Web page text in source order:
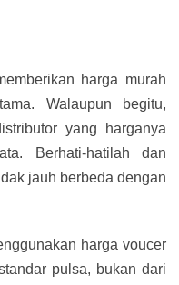
harga murah
Walaupun begitu,
yang harganya
Berhati-hatilah dan
jauh berbeda dengan
harga voucer
pulsa, bukan dari